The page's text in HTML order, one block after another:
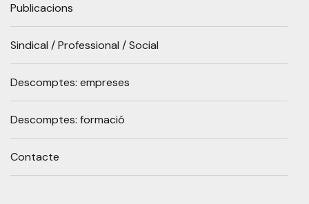
Publicacions
Sindical / Professional / Social
Descomptes: empreses
Descomptes: formació
Contacte